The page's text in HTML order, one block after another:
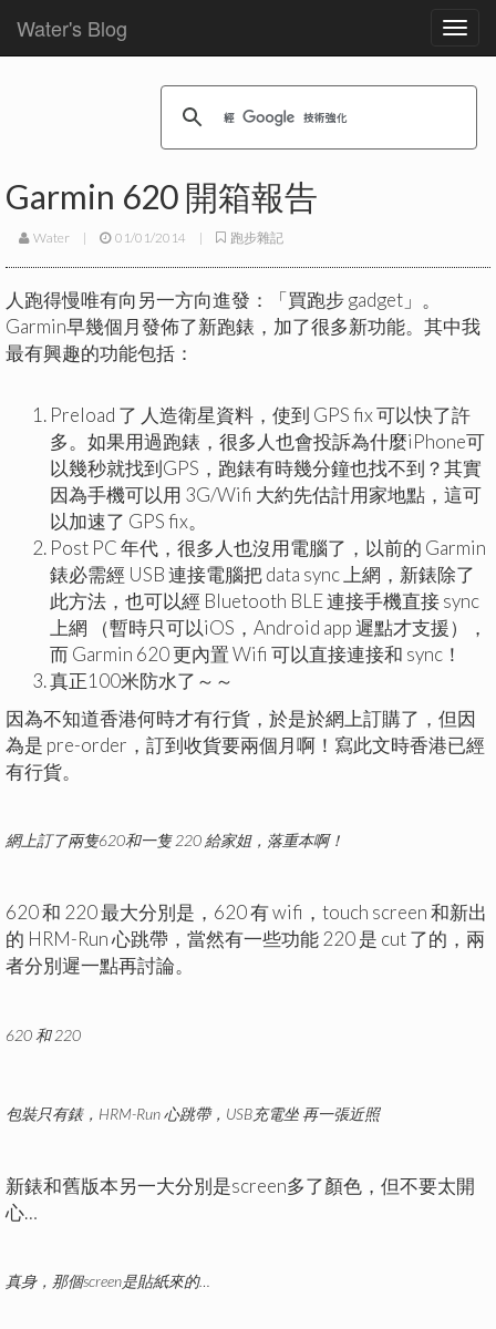
Water's Blog
Garmin 620 開箱報告
Water | 01/01/2014 | 跑步雜記
人跑得慢唯有向另一方向進發：「買跑步 gadget」。
Garmin早幾個月發佈了新跑錶，加了很多新功能。其中我
最有興趣的功能包括：
Preload 了 人造衛星資料，使到 GPS fix 可以快了許
多。如果用過跑錶，很多人也會投訴為什麼iPhone可
以幾秒就找到GPS，跑錶有時幾分鐘也找不到？其實
因為手機可以用 3G/Wifi 大約先估計用家地點，這可
以加速了 GPS fix。
Post PC 年代，很多人也沒用電腦了，以前的 Garmin
錶必需經 USB 連接電腦把 data sync 上網，新錶除了
此方法，也可以經 Bluetooth BLE 連接手機直接 sync
上網 （暫時只可以iOS，Android app 遲點才支援），
而 Garmin 620 更內置 Wifi 可以直接連接和 sync！
真正100米防水了～～
因為不知道香港何時才有行貨，於是於網上訂購了，但因
為是 pre-order，訂到收貨要兩個月啊！寫此文時香港已經
有行貨。
網上訂了兩隻620和一隻 220 給家姐，落重本啊！
620 和 220 最大分別是，620 有 wifi，touch screen 和新出
的 HRM-Run 心跳帶，當然有一些功能 220 是 cut 了的，兩
者分別遲一點再討論。
620 和 220
包裝只有錶，HRM-Run 心跳帶，USB充電坐 再一張近照
新錶和舊版本另一大分別是screen多了顏色，但不要太開
心…
真身，那個screen是貼紙來的…